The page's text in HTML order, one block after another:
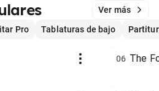
Ver más
Pro Tablaturas de bajo
06 The